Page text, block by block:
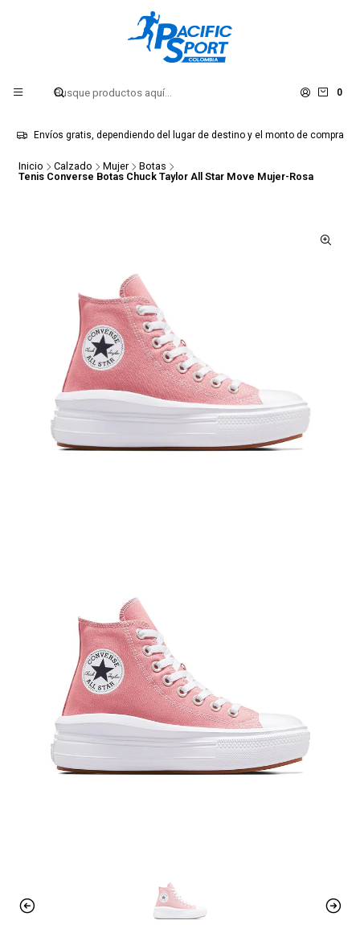
0
Envíos gratis, dependiendo del lugar de destino y el monto de compra
Inicio Calzado Mujer
Botas
Tenis Converse Botas Chuck Taylor All Star Move Mujer-Rosa